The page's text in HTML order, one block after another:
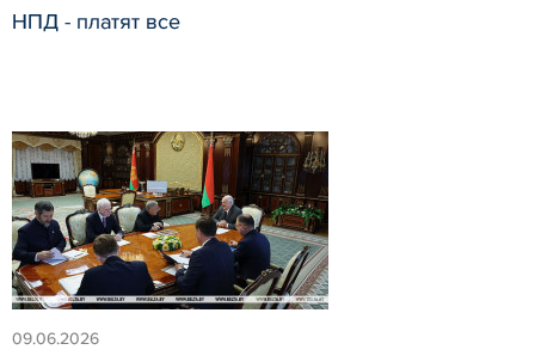
НПД - платят все
09.06.2026